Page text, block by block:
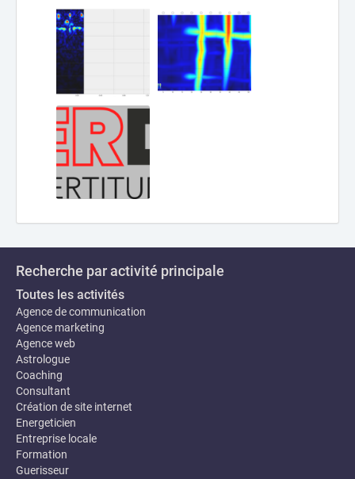
Recherche par activité principale
Toutes les activités
Agence de communication
Agence marketing
Agence web
Astrologue
Coaching
Consultant
Création de site internet
Energeticien
Entreprise locale
Formation
Guerisseur